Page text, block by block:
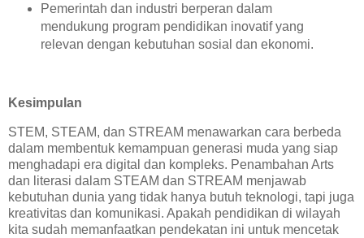
Pemerintah dan industri berperan dalam
mendukung program pendidikan inovatif yang
relevan dengan kebutuhan sosial dan ekonomi.
Kesimpulan
STEM, STEAM, dan STREAM menawarkan cara berbeda
dalam membentuk kemampuan generasi muda yang siap
menghadapi era digital dan kompleks. Penambahan Arts
dan literasi dalam STEAM dan STREAM menjawab
kebutuhan dunia yang tidak hanya butuh teknologi, tapi juga
kreativitas dan komunikasi. Apakah pendidikan di wilayah
kita sudah memanfaatkan pendekatan ini untuk mencetak